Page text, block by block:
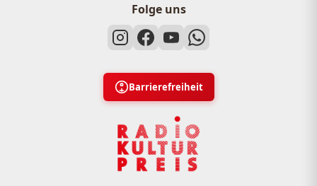
Folge uns
Barrierefreiheit